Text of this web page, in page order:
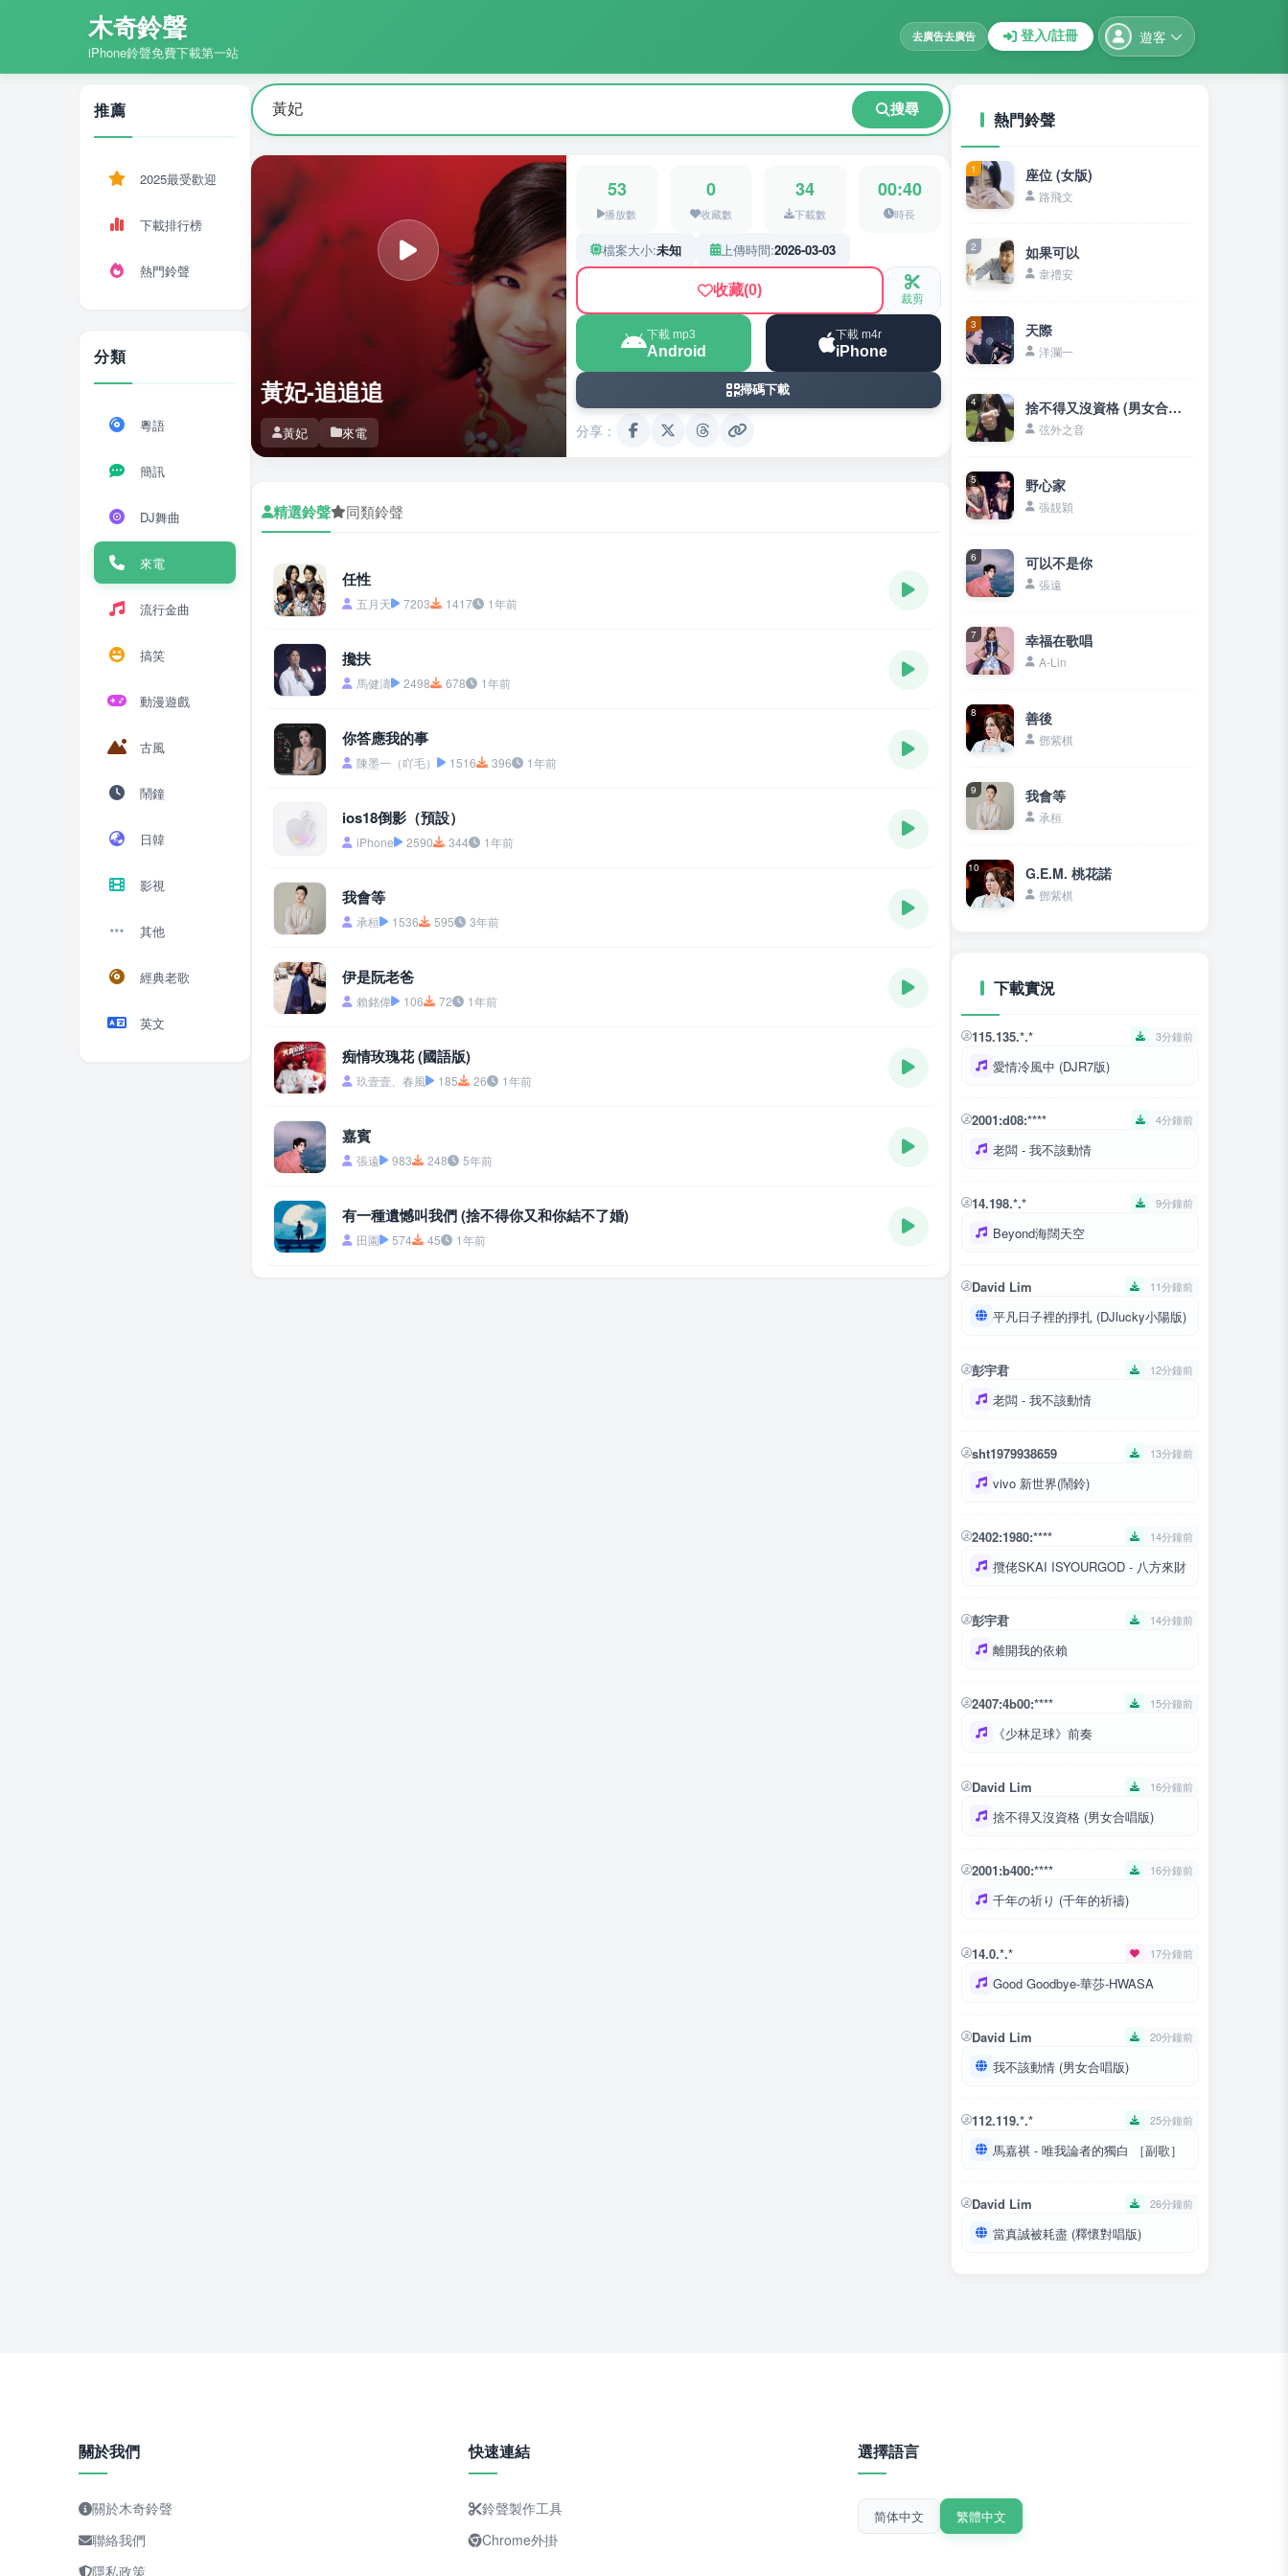
木奇鈴聲
iPhone鈴聲免費下載第一站
去廣告去廣告 登入/註冊 遊客
推薦
2025最受歡迎
下載排行榜
熱門鈴聲
分類
粵語
簡訊
DJ舞曲
來電
流行金曲
搞笑
動漫遊戲
古風
鬧鐘
日韓
影視
其他
經典老歌
英文
搜尋
黃妃-追追追
黃妃 來電
53
播放數
0
收藏數
34
下載數
00:40
時長
檔案大小:未知 上傳時間:2026-03-03
收藏(0) 裁剪
下載 mp3
Android
下載 m4r
iPhone
掃碼下載
分享：
精選鈴聲 同類鈴聲
任性
五月天 7203 1417 1年前
攙扶
馬健濤 2498 678 1年前
你答應我的事
陳墨一（吖毛） 1516 396 1年前
ios18倒影（預設）
iPhone 2590 344 1年前
我會等
承桓 1536 595 3年前
伊是阮老爸
賴銘偉 106 72 1年前
痴情玫瑰花 (國語版)
玖壹壹、春風 185 26 1年前
嘉賓
張遠 983 248 5年前
有一種遺憾叫我們 (捨不得你又和你結不了婚)
田園 574 45 1年前
熱門鈴聲
1 座位 (女版)
路飛文
2 如果可以
韋禮安
3 天際
洋瀾一
4 捨不得又沒資格 (男女合唱版)
弦外之音
5 野心家
張靚穎
6 可以不是你
張遠
7 幸福在歌唱
A-Lin
8 善後
鄧紫棋
9 我會等
承桓
10 G.E.M. 桃花諾
鄧紫棋
下載實況
115.135.*.* 3分鐘前
愛情冷風中 (DJR7版)
2001:d08:**** 4分鐘前
老闆 - 我不該動情
14.198.*.* 9分鐘前
Beyond海闊天空
David Lim 11分鐘前
平凡日子裡的掙扎 (DJlucky小陽版)
彭宇君 12分鐘前
老闆 - 我不該動情
sht1979938659 13分鐘前
vivo 新世界(鬧鈴)
2402:1980:**** 14分鐘前
攬佬SKAI ISYOURGOD - 八方來財
彭宇君 14分鐘前
離開我的依賴
2407:4b00:**** 15分鐘前
《少林足球》前奏
David Lim 16分鐘前
捨不得又沒資格 (男女合唱版)
2001:b400:**** 16分鐘前
千年の祈り (千年的祈禱)
14.0.*.* 17分鐘前
Good Goodbye-華莎-HWASA
David Lim 20分鐘前
我不該動情 (男女合唱版)
112.119.*.* 25分鐘前
馬嘉祺 - 唯我論者的獨白 ［副歌］
David Lim 26分鐘前
當真誠被耗盡 (釋懷對唱版)
關於我們
關於木奇鈴聲
聯絡我們
隱私政策
快速連結
鈴聲製作工具
Chrome外掛
選擇語言
简体中文 繁體中文